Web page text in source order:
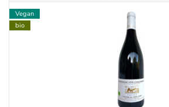
Vegan
bio